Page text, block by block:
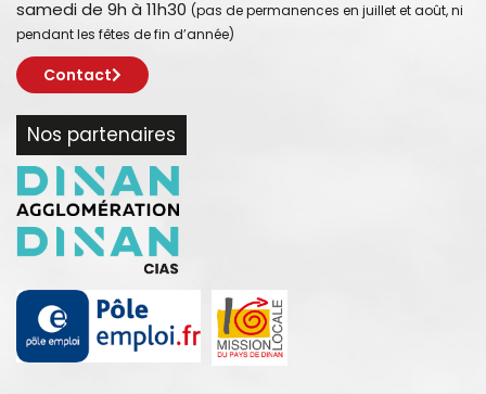
samedi de 9h à 11h30 (pas de permanences en juillet et août, ni
pendant les fêtes de fin d’année)
Contact
Nos partenaires